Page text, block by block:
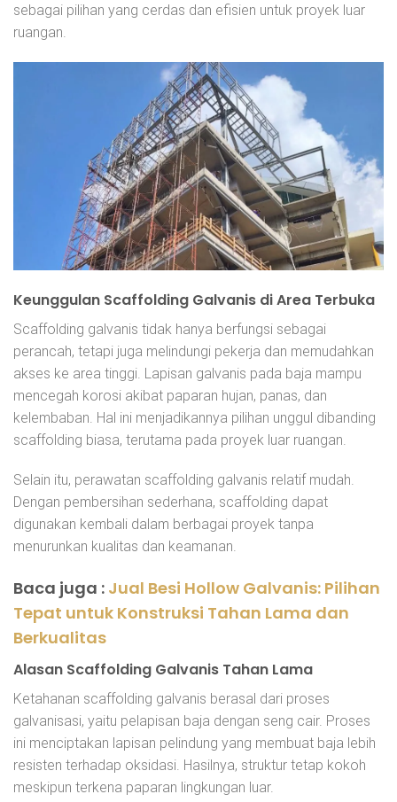
sebagai pilihan yang cerdas dan efisien untuk proyek luar
ruangan.
Keunggulan Scaffolding Galvanis di Area Terbuka
Scaffolding galvanis tidak hanya berfungsi sebagai
perancah, tetapi juga melindungi pekerja dan memudahkan
akses ke area tinggi. Lapisan galvanis pada baja mampu
mencegah korosi akibat paparan hujan, panas, dan
kelembaban. Hal ini menjadikannya pilihan unggul dibanding
scaffolding biasa, terutama pada proyek luar ruangan.
Selain itu, perawatan scaffolding galvanis relatif mudah.
Dengan pembersihan sederhana, scaffolding dapat
digunakan kembali dalam berbagai proyek tanpa
menurunkan kualitas dan keamanan.
Baca juga : Jual Besi Hollow Galvanis: Pilihan
Tepat untuk Konstruksi Tahan Lama dan
Berkualitas
Alasan Scaffolding Galvanis Tahan Lama
Ketahanan scaffolding galvanis berasal dari proses
galvanisasi, yaitu pelapisan baja dengan seng cair. Proses
ini menciptakan lapisan pelindung yang membuat baja lebih
resisten terhadap oksidasi. Hasilnya, struktur tetap kokoh
meskipun terkena paparan lingkungan luar.